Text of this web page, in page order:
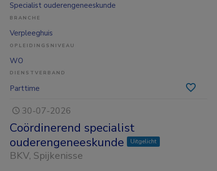
Specialist ouderengeneeskunde
BRANCHE
Verpleeghuis
OPLEIDINGSNIVEAU
WO
DIENSTVERBAND
Parttime
30-07-2026
Coördinerend specialist
ouderengeneeskunde
Uitgelicht
BKV, Spijkenisse